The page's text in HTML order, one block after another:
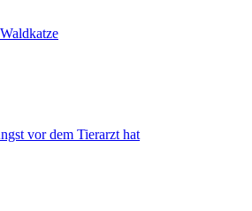
vor dem Tierarzt hat